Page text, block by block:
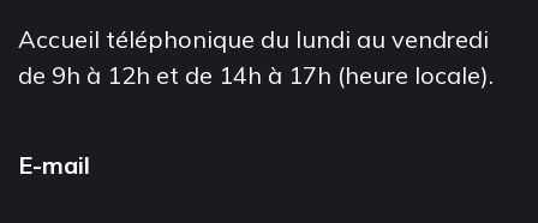
Accueil téléphonique du lundi au vendredi
de 9h à 12h et de 14h à 17h (heure locale).
E-mail